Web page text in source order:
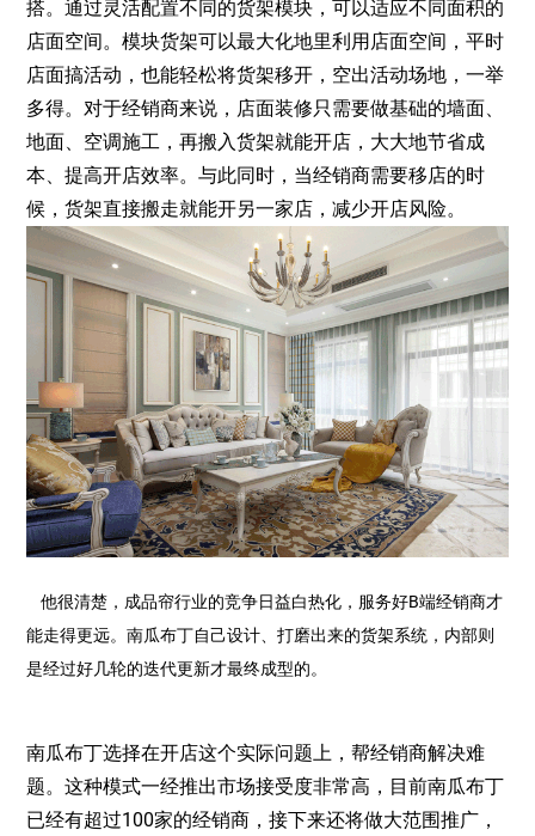
搭。通过灵活配置不同的货架模块，可以适应不同面积的
店面空间。模块货架可以最大化地里利用店面空间，平时
店面搞活动，也能轻松将货架移开，空出活动场地，一举
多得。对于经销商来说，店面装修只需要做基础的墙面、
地面、空调施工，再搬入货架就能开店，大大地节省成
本、提高开店效率。与此同时，当经销商需要移店的时
候，货架直接搬走就能开另一家店，减少开店风险。
他很清楚，成品帘行业的竞争日益白热化，服务好B端经销商才
能走得更远。南瓜布丁自己设计、打磨出来的货架系统，内部则
是经过好几轮的迭代更新才最终成型的。
南瓜布丁选择在开店这个实际问题上，帮经销商解决难
题。这种模式一经推出市场接受度非常高，目前南瓜布丁
已经有超过100家的经销商，接下来还将做大范围推广，